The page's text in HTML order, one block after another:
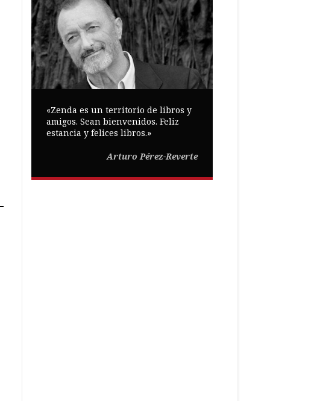
«Zenda es un territorio de libros y
amigos. Sean bienvenidos. Feliz
estancia y felices libros.»
Arturo Pérez-Reverte